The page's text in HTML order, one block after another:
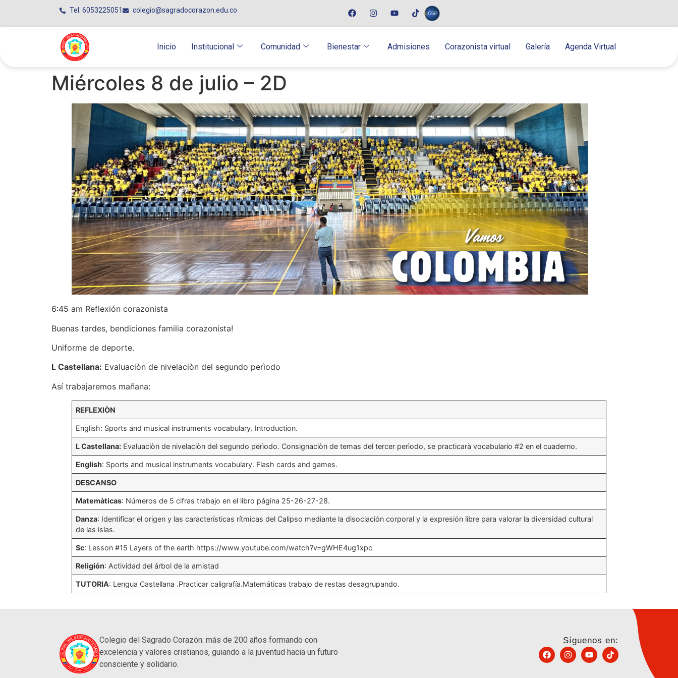
Tel. 6053225051 colegio@sagradocorazon.edu.co
Inicio Institucional Comunidad Bienestar Admisiones Corazonista virtual Galería Agenda Virtual
Miércoles 8 de julio – 2D
6:45 am Reflexión corazonista
Buenas tardes, bendiciones familia corazonista!
Uniforme de deporte.
L Castellana: Evaluaciòn de nivelaciòn del segundo perìodo
Así trabajaremos mañana:
REFLEXIÒN
English: Sports and musical instruments vocabulary. Introduction.
L Castellana: Evaluaciòn de nivelaciòn del segundo perìodo. Consignaciòn de temas del tercer perìodo, se practicarà vocabulario #2 en el cuaderno.
English: Sports and musical instruments vocabulary. Flash cards and games.
DESCANSO
Matemàticas: Números de 5 cifras trabajo en el libro página 25-26-27-28.
Danza: Identificar el origen y las características rítmicas del Calipso mediante la disociación corporal y la expresión libre para valorar la diversidad cultural
de las islas.
Sc: Lesson #15 Layers of the earth https://www.youtube.com/watch?v=gWHE4ug1xpc
Religión: Actividad del árbol de la amistad
TUTORIA: Lengua Castellana .Practicar caligrafía.Matemáticas trabajo de restas desagrupando.
Colegio del Sagrado Corazón: más de 200 años formando con
excelencia y valores cristianos, guiando a la juventud hacia un futuro
consciente y solidario.
Síguenos en: